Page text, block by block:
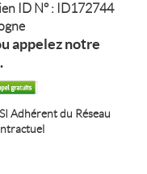
ID N° : ID172744
appelez notre
Adhérent du Réseau